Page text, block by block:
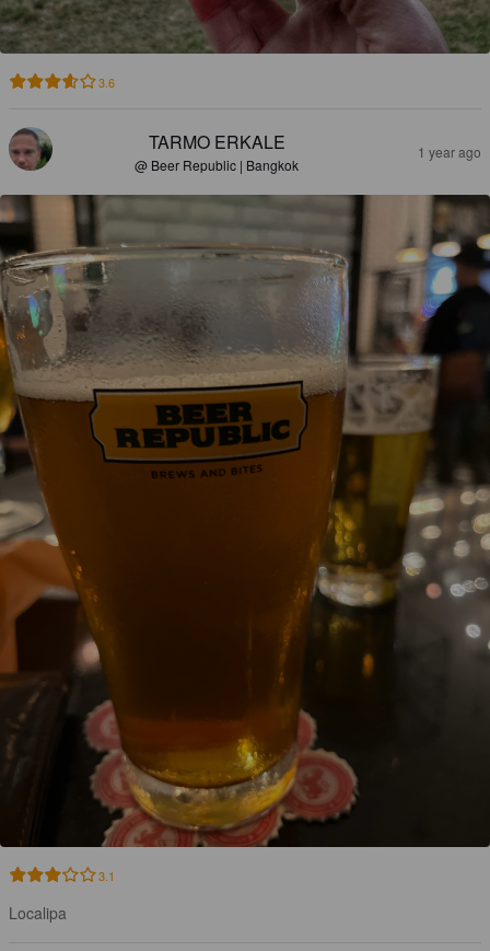
3.6
TARMO ERKALE
@ Beer Republic | Bangkok
1 year ago
3.1
Localipa